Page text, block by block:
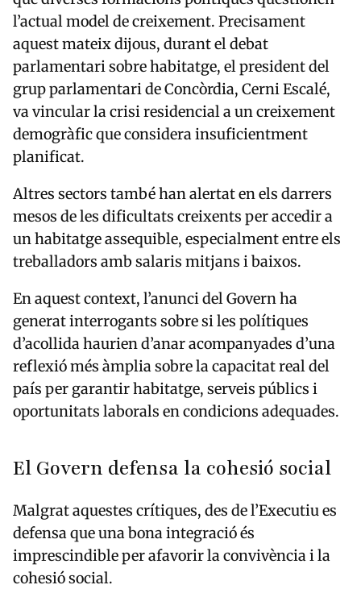
l’actual model de creixement. Precisament
aquest mateix dijous, durant el debat
parlamentari sobre habitatge, el president del
grup parlamentari de Concòrdia, Cerni Escalé,
va vincular la crisi residencial a un creixement
demogràfic que considera insuficientment
planificat.
Altres sectors també han alertat en els darrers
mesos de les dificultats creixents per accedir a
un habitatge assequible, especialment entre els
treballadors amb salaris mitjans i baixos.
En aquest context, l’anunci del Govern ha
generat interrogants sobre si les polítiques
d’acollida haurien d’anar acompanyades d’una
reflexió més àmplia sobre la capacitat real del
país per garantir habitatge, serveis públics i
oportunitats laborals en condicions adequades.
El Govern defensa la cohesió social
Malgrat aquestes crítiques, des de l’Executiu es
defensa que una bona integració és
imprescindible per afavorir la convivència i la
cohesió social.